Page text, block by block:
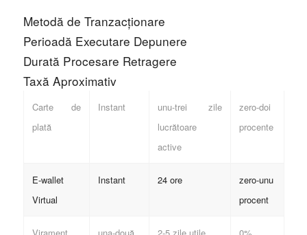
Metodă de Tranzacționare
Perioadă Executare Depunere
Durată Procesare Retragere
Taxă Aproximativ
Carte de
plată
Instant
unu-trei zile
lucrătoare
active
zero-doi
procente
E-wallet
Virtual
Instant 24 ore
zero-unu
procent